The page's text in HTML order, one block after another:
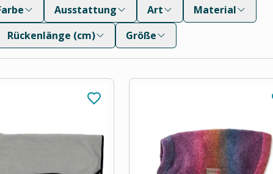
Ausstattung Art
Material
Rückenlänge (cm) Größe